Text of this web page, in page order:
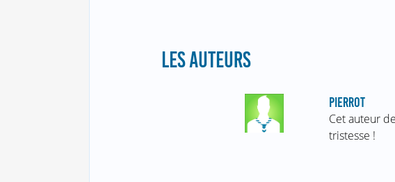
LES AUTEURS
PIERROT
Cet auteur
tristesse !